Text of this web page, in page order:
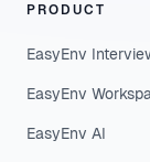
PRODUCT
EasyEnv
EasyEnv
EasyEnv AI